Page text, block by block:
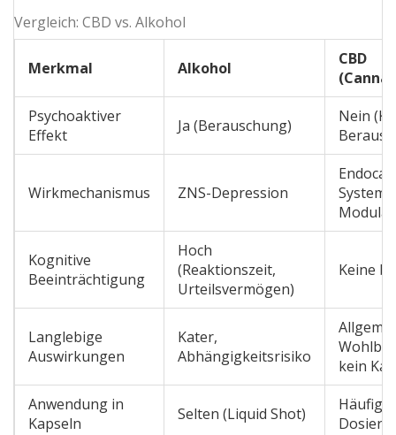
Vergleich: CBD vs. Alkohol
Merkmal Alkohol
CBD
Psychoaktiver
Effekt
Ja (Berauschung)
Nein
Wirkmechanismus ZNS-Depression
System
Kognitive
Beeinträchtigung
Hoch
(Reaktionszeit,
Urteilsvermögen)
Keine
Langlebige
Auswirkungen
Kater,
Abhängigkeitsrisiko
kein
Anwendung in
Kapseln
Selten (Liquid Shot)
Häufig